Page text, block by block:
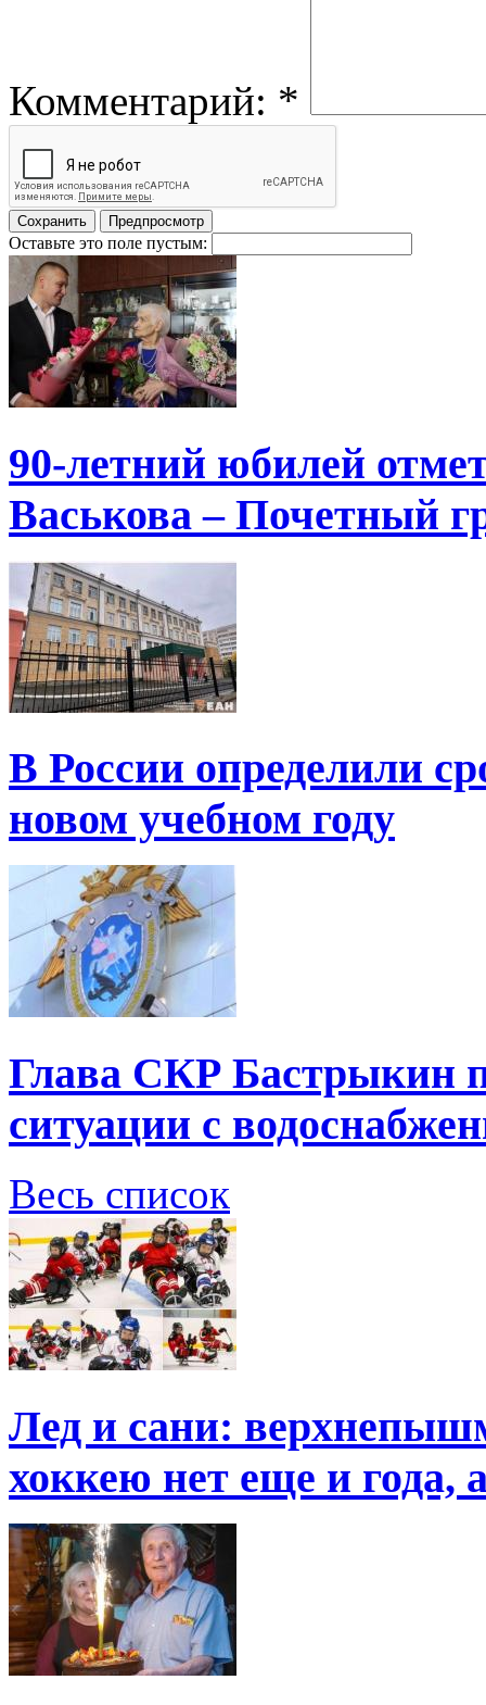
Комментарий: *
Оставьте это поле пустым:
90-летний юбилей
Васькова – Почетный
В России определили
новом учебном году
Глава СКР Бастрыкин
ситуации с
Весь список
Лед и сани:
хоккею нет еще и года,